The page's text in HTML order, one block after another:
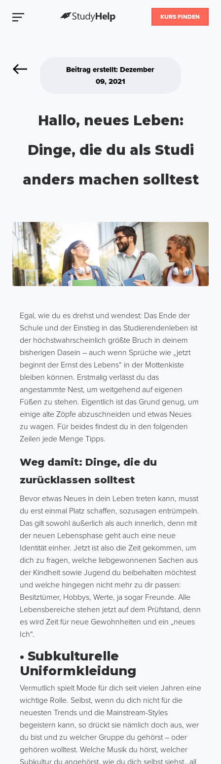
KURS FINDEN
Beitrag erstellt: Dezember
09, 2021
Hallo, neues Leben:
Dinge, die du als Studi
anders machen solltest
Egal, wie du es drehst und wendest: Das Ende der
Schule und der Einstieg in das Studierendenleben ist
der höchstwahrscheinlich größte Bruch in deinem
bisherigen Dasein – auch wenn Sprüche wie „jetzt
beginnt der Ernst des Lebens“ in der Mottenkiste
bleiben können. Erstmalig verlässt du das
angestammte Nest, um weitgehend auf eigenen
Füßen zu stehen. Eigentlich ist das Grund genug, um
einige alte Zöpfe abzuschneiden und etwas Neues
zu wagen. Für beides findest du in den folgenden
Zeilen jede Menge Tipps.
Weg damit: Dinge, die du
zurücklassen solltest
Bevor etwas Neues in dein Leben treten kann, musst
du erst einmal Platz schaffen, sozusagen entrümpeln.
Das gilt sowohl äußerlich als auch innerlich, denn mit
der neuen Lebensphase geht auch eine neue
Identität einher. Jetzt ist also die Zeit gekommen, um
dich zu fragen, welche liebgewonnenen Sachen aus
der Kindheit sowie Jugend du beibehalten möchtest
und welche hingegen nicht mehr zu dir passen:
Besitztümer, Hobbys, Werte, ja sogar Freunde. Alle
Lebensbereiche stehen jetzt auf dem Prüfstand, denn
es wird Zeit für neue Gewohnheiten und ein „neues
Ich“.
• Subkulturelle
Uniformkleidung
Vermutlich spielt Mode für dich seit vielen Jahren eine
wichtige Rolle. Selbst, wenn du dich nicht für die
neuesten Trends und die Mainstream-Styles
begeistern kann, so drückt sie nämlich doch aus, wer
du bist und zu welcher Gruppe du gehörst – oder
gehören wolltest. Welche Musik du hörst, welcher
Subkultur du angehörst, wie du dich selbst siehst…all